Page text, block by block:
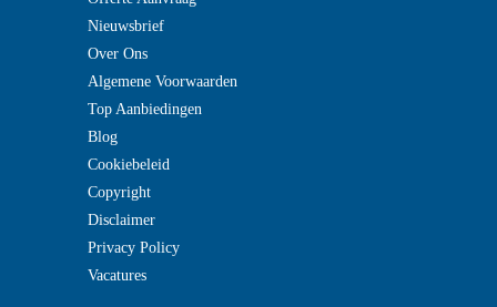
Nieuwsbrief
Over Ons
Algemene Voorwaarden
Top Aanbiedingen
Blog
Cookiebeleid
Copyright
Disclaimer
Privacy Policy
Vacatures